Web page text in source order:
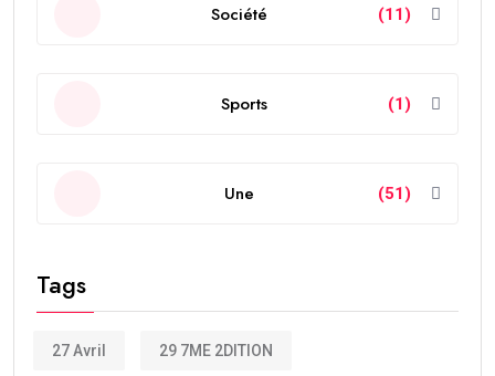
Société (11)
Sports (1)
Une (51)
Tags
27 Avril 29 7ME 2DITION